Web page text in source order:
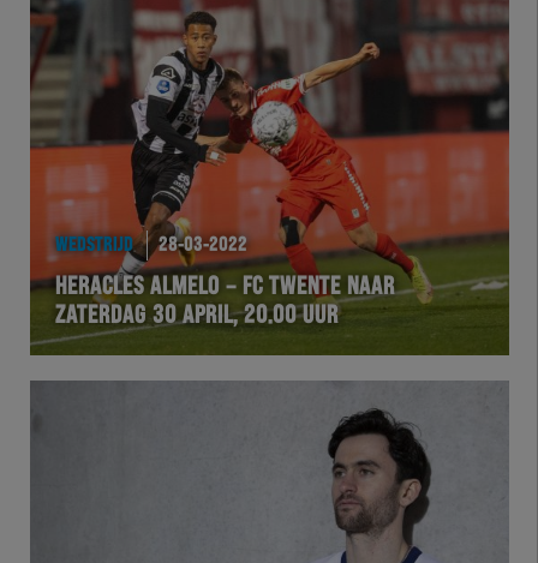
WEDSTRIJD 28-03-2022
HERACLES ALMELO – FC TWENTE NAAR
ZATERDAG 30 APRIL, 20.00 UUR